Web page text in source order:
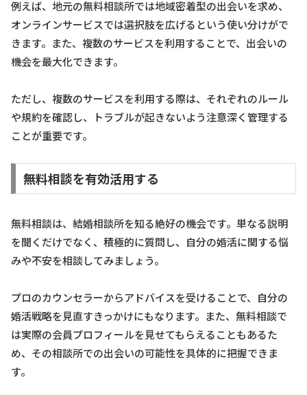
例えば、地元の無料相談所では地域密着型の出会いを求め、
オンラインサービスでは選択肢を広げるという使い分けがで
きます。また、複数のサービスを利用することで、出会いの
機会を最大化できます。
ただし、複数のサービスを利用する際は、それぞれのルール
や規約を確認し、トラブルが起きないよう注意深く管理する
ことが重要です。
無料相談を有効活用する
無料相談は、結婚相談所を知る絶好の機会です。単なる説明
を聞くだけでなく、積極的に質問し、自分の婚活に関する悩
みや不安を相談してみましょう。
プロのカウンセラーからアドバイスを受けることで、自分の
婚活戦略を見直すきっかけにもなります。また、無料相談で
は実際の会員プロフィールを見せてもらえることもあるた
め、その相談所での出会いの可能性を具体的に把握できま
す。